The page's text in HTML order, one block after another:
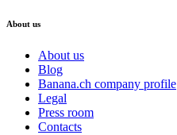
About us
About us
Blog
Banana.ch company profile
Legal
Press room
Contacts